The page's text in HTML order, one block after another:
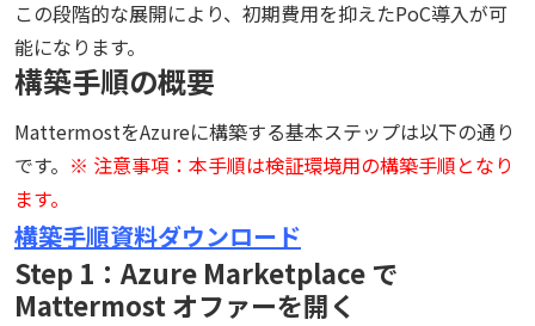
この段階的な展開により、初期費用を抑えたPoC導入が可
能になります。
構築手順の概要
MattermostをAzureに構築する基本ステップは以下の通り
です。 ※ 注意事項：本手順は検証環境用の構築手順となり
ます。
構築手順資料ダウンロード
Step 1：Azure Marketplace で
Mattermost オファーを開く